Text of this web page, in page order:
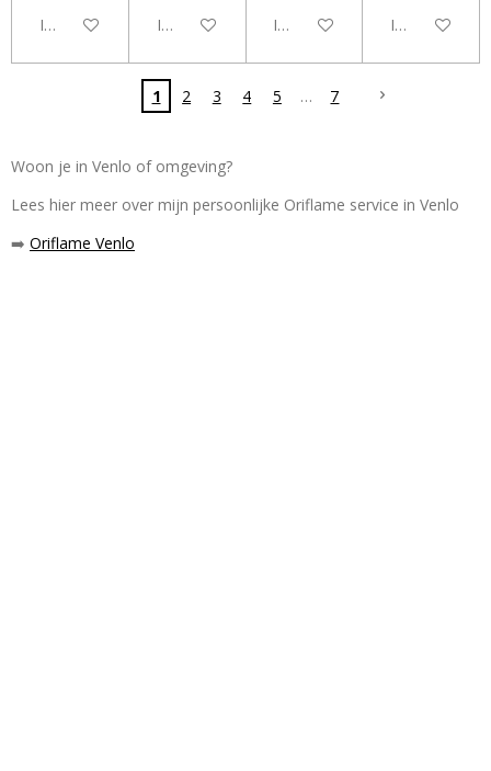
In winkelwagen In winkelwagen In winkelwagen In
1 2 3 4 5 7
Woon je in Venlo of omgeving?
Lees hier meer over mijn persoonlijke Oriflame service in Venlo
➡️ Oriflame Venlo